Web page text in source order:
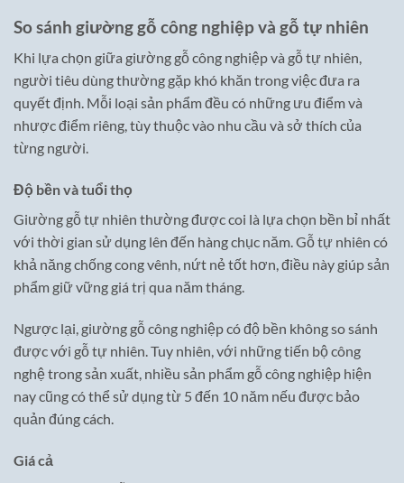
So sánh giường gỗ công nghiệp và gỗ tự nhiên
Khi lựa chọn giữa giường gỗ công nghiệp và gỗ tự nhiên,
người tiêu dùng thường gặp khó khăn trong việc đưa ra
quyết định. Mỗi loại sản phẩm đều có những ưu điểm và
nhược điểm riêng, tùy thuộc vào nhu cầu và sở thích của
từng người.
Độ bền và tuổi thọ
Giường gỗ tự nhiên thường được coi là lựa chọn bền bỉ nhất
với thời gian sử dụng lên đến hàng chục năm. Gỗ tự nhiên có
khả năng chống cong vênh, nứt nẻ tốt hơn, điều này giúp sản
phẩm giữ vững giá trị qua năm tháng.
Ngược lại, giường gỗ công nghiệp có độ bền không so sánh
được với gỗ tự nhiên. Tuy nhiên, với những tiến bộ công
nghệ trong sản xuất, nhiều sản phẩm gỗ công nghiệp hiện
nay cũng có thể sử dụng từ 5 đến 10 năm nếu được bảo
quản đúng cách.
Giá cả